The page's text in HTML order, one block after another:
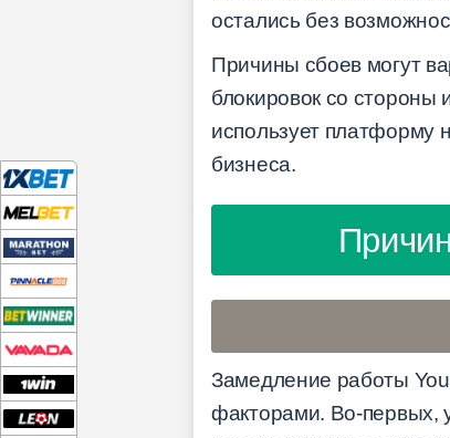
остались без
Причины сбоев могут
блокировок со стороны
использует платформу
бизнеса.
Замедление работы
факторами. Во-первых,